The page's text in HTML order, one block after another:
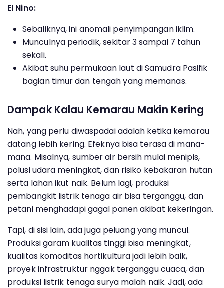
El Nino:
Sebaliknya, ini anomali penyimpangan iklim.
Munculnya periodik, sekitar 3 sampai 7 tahun
sekali.
Akibat suhu permukaan laut di Samudra Pasifik
bagian timur dan tengah yang memanas.
Dampak Kalau Kemarau Makin Kering
Nah, yang perlu diwaspadai adalah ketika kemarau
datang lebih kering. Efeknya bisa terasa di mana-
mana. Misalnya, sumber air bersih mulai menipis,
polusi udara meningkat, dan risiko kebakaran hutan
serta lahan ikut naik. Belum lagi, produksi
pembangkit listrik tenaga air bisa terganggu, dan
petani menghadapi gagal panen akibat kekeringan.
Tapi, di sisi lain, ada juga peluang yang muncul.
Produksi garam kualitas tinggi bisa meningkat,
kualitas komoditas hortikultura jadi lebih baik,
proyek infrastruktur nggak terganggu cuaca, dan
produksi listrik tenaga surya malah naik. Jadi, ada